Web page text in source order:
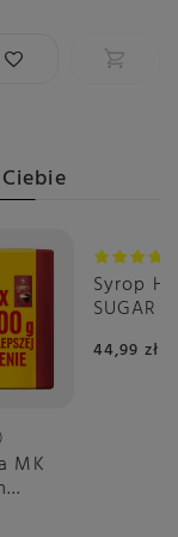
MK
Syrop
SUGAR
44,99 zł